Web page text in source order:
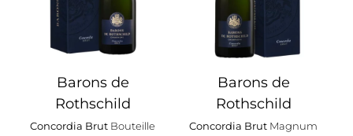
Barons de
Rothschild
Concordia Brut Bouteille
Barons de
Rothschild
Concordia Brut Magnum